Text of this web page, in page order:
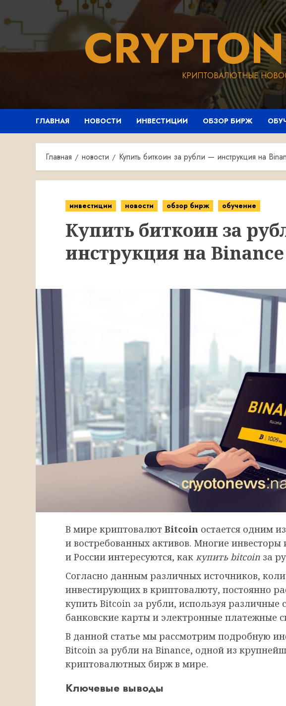
КРИПТОВАЛЮТНЫЕ
ГЛАВНАЯ НОВОСТИ ИНВЕСТИЦИИ ОБЗОР БИРЖ
Главная новости Купить биткоин за рубли — инструкция на
инвестиции новости обзор бирж обучение
Купить биткоин за
инструкция на Binance
В мире криптовалют Bitcoin остается одним
и востребованных активов. Многие
и России интересуются, как купить bitcoin за
Согласно данным различных источников,
инвестирующих в криптовалюту, постоянно
купить Bitcoin за рубли, используя различные
банковские карты и электронные платежные
В данной статье мы рассмотрим подробную
Bitcoin за рубли на Binance, одной из
криптовалютных бирж в мире.
Ключевые выводы